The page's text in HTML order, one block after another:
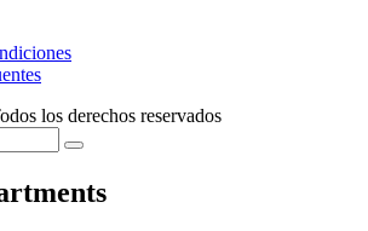
los derechos reservados